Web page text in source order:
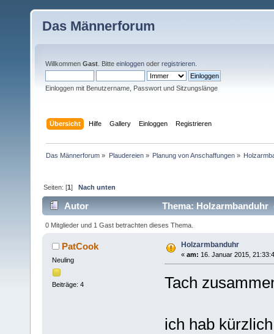
Das Männerforum
Willkommen Gast . Bitte einloggen oder registrieren
Einloggen mit Benutzername, Passwort und Sitzungslänge
Übersicht Hilfe Gallery Einloggen Registrieren
Das Männerforum » Plaudereien» Planung von Anschaffungen»
Seiten: [1]Nach unten
Autor Thema: Holzarmbanduhr
0 Mitglieder und 1 Gast betrachten dieses Thema.
PatCook
Neuling
Beiträge: 4
Holzarmbanduhr
« am: 16. Januar 2015,
Tach
ich hab